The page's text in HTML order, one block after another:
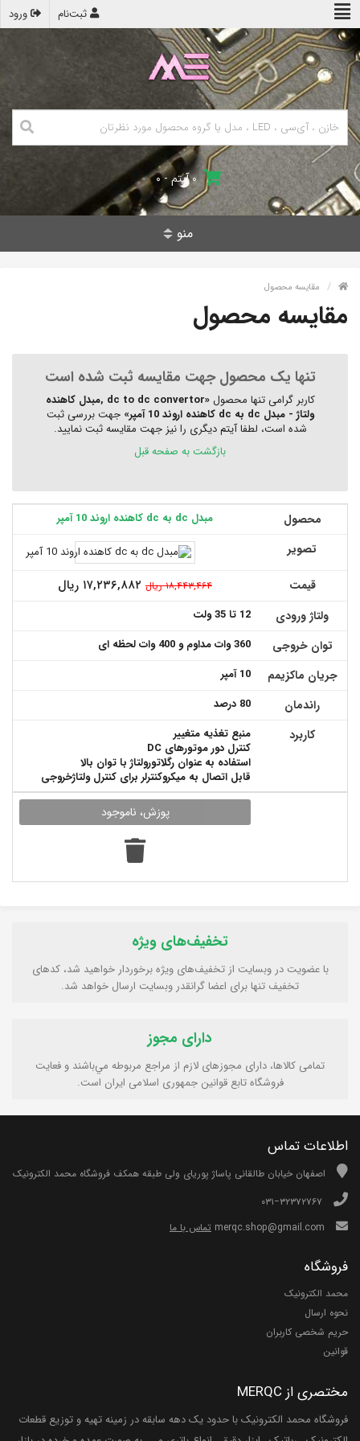
ورود ثبت‌نام
۰ آیتم - ۰
منو
مقایسه محصول
مقایسه محصول
تنها یک محصول جهت مقایسه ثبت شده است
کاربر گرامی تنها محصول
«dc to dc convertor ,مبدل کاهنده
ولتاژ - مبدل dc به dc کاهنده اروند 10 آمپر»
جهت بررسی ثبت
شده است، لطفا آیتم دیگری را نیز جهت مقایسه ثبت نمایید.
بازگشت به صفحه قبل
محصول مبدل dc به dc کاهنده اروند 10 آمپر
تصویر
قیمت ۱۸,۴۴۳,۴۶۴ ریال ۱۷,۲۳۶,۸۸۲ ریال
ولتاژ ورودی 12 تا 35 ولت
توان خروجی 360 وات مداوم و 400 وات لحظه ای
جریان ماکزیمم 10 آمپر
راندمان 80 درصد
کاربرد
منبع تغذیه متغییر
کنترل دور موتورهای DC
استفاده به عنوان رگلاتورولتاژ با توان بالا
قابل اتصال به میکروکنترلر برای کنترل ولتاژخروجی
تخفیف‌های ویژه
با عضویت در وبسایت از تخفیف‌های ویژه برخوردار خواهید شد، کدهای
تخفیف تنها برای اعضا گرانقدر وبسایت ارسال خواهد شد.
دارای مجوز
تمامی كالاها، دارای مجوزهای لازم از مراجع مربوطه مي‌باشند و فعایت
فروشگاه تابع قوانين جمهوری اسلامی ايران است.
اطلاعات تماس
اصفهان خیابان طالقانی پاساژ پوریای ولی طبقه همکف فروشگاه محمد الکترونیک
تماس با ما
فروشگاه
محمد الکترونیک
نحوه ارسال
حریم شخصی کاربران
قوانین
مختصری از MERQC
فروشگاه محمد الکترونیک با حدود یک دهه سابقه در زمینه تهیه و توزیع قطعات